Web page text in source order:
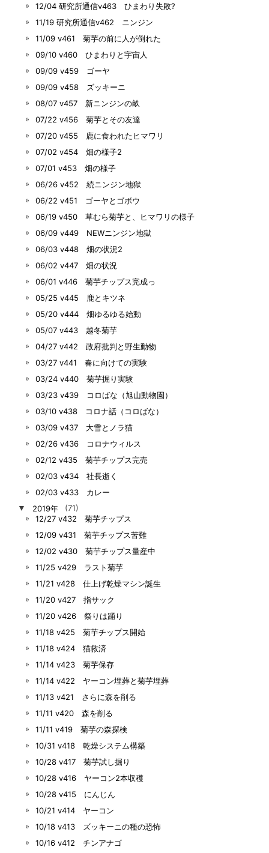
12/04 研究所通信v463 ひまわり失敗?
11/19 研究所通信v462 ニンジン
11/09 v461 菊芋の前に人が倒れた
09/10 v460 ひまわりと宇宙人
09/09 v459 ゴーヤ
09/09 v458 ズッキーニ
08/07 v457 新ニンジンの畝
07/22 v456 菊芋とその友達
07/20 v455 鹿に食われたヒマワリ
07/02 v454 畑の様子2
07/01 v453 畑の様子
06/26 v452 続ニンジン地獄
06/22 v451 ゴーヤとゴボウ
06/19 v450 草むら菊芋と、ヒマワリの様子
06/09 v449 NEWニンジン地獄
06/03 v448 畑の状況2
06/02 v447 畑の状況
06/01 v446 菊芋チップス完成っ
05/25 v445 鹿とキツネ
05/20 v444 畑ゆるゆる始動
05/07 v443 越冬菊芋
04/27 v442 政府批判と野生動物
03/27 v441 春に向けての実験
03/24 v440 菊芋掘り実験
03/23 v439 コロばな（旭山動物園）
03/10 v438 コロナ話（コロばな）
03/09 v437 大雪とノラ猫
02/26 v436 コロナウィルス
02/12 v435 菊芋チップス完売
02/03 v434 社長逝く
02/03 v433 カレー
▼
2019年
(71)
12/27 v432 菊芋チップス
12/09 v431 菊芋チップス苦難
12/02 v430 菊芋チップス量産中
11/25 v429 ラスト菊芋
11/21 v428 仕上げ乾燥マシン誕生
11/20 v427 指サック
11/20 v426 祭りは踊り
11/18 v425 菊芋チップス開始
11/18 v424 猫救済
11/14 v423 菊芋保存
11/14 v422 ヤーコン埋葬と菊芋埋葬
11/13 v421 さらに森を削る
11/11 v420 森を削る
11/11 v419 菊芋の森探検
10/31 v418 乾燥システム構築
10/28 v417 菊芋試し掘り
10/28 v416 ヤーコン2本収穫
10/28 v415 にんじん
10/21 v414 ヤーコン
10/18 v413 ズッキーニの種の恐怖
10/16 v412 チンアナゴ